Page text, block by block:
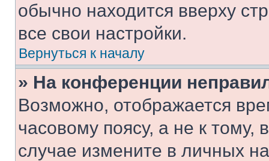
обычно находится вверху
все свои настройки.
Вернуться к началу
» На конференции
Возможно, отображается
часовому поясу, а не к тому,
случае измените в личных